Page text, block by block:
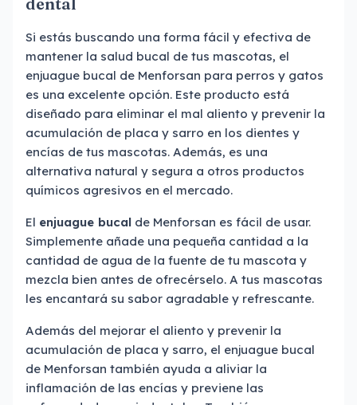
Si estás buscando una forma fácil y efectiva de
mantener la salud bucal de tus mascotas, el
enjuague bucal de Menforsan para perros y gatos
es una excelente opción. Este producto está
diseñado para eliminar el mal aliento y prevenir la
acumulación de placa y sarro en los dientes y
encías de tus mascotas. Además, es una
alternativa natural y segura a otros productos
químicos agresivos en el mercado.
El enjuague bucal de Menforsan es fácil de usar.
Simplemente añade una pequeña cantidad a la
cantidad de agua de la fuente de tu mascota y
mezcla bien antes de ofrecérselo. A tus mascotas
les encantará su sabor agradable y refrescante.
Además del mejorar el aliento y prevenir la
acumulación de placa y sarro, el enjuague bucal
de Menforsan también ayuda a aliviar la
inflamación de las encías y previene las